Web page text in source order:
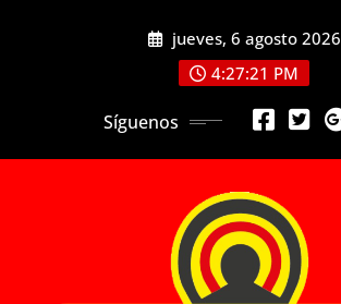
jueves, 6 agosto 2026
4:27:23 PM
Síguenos